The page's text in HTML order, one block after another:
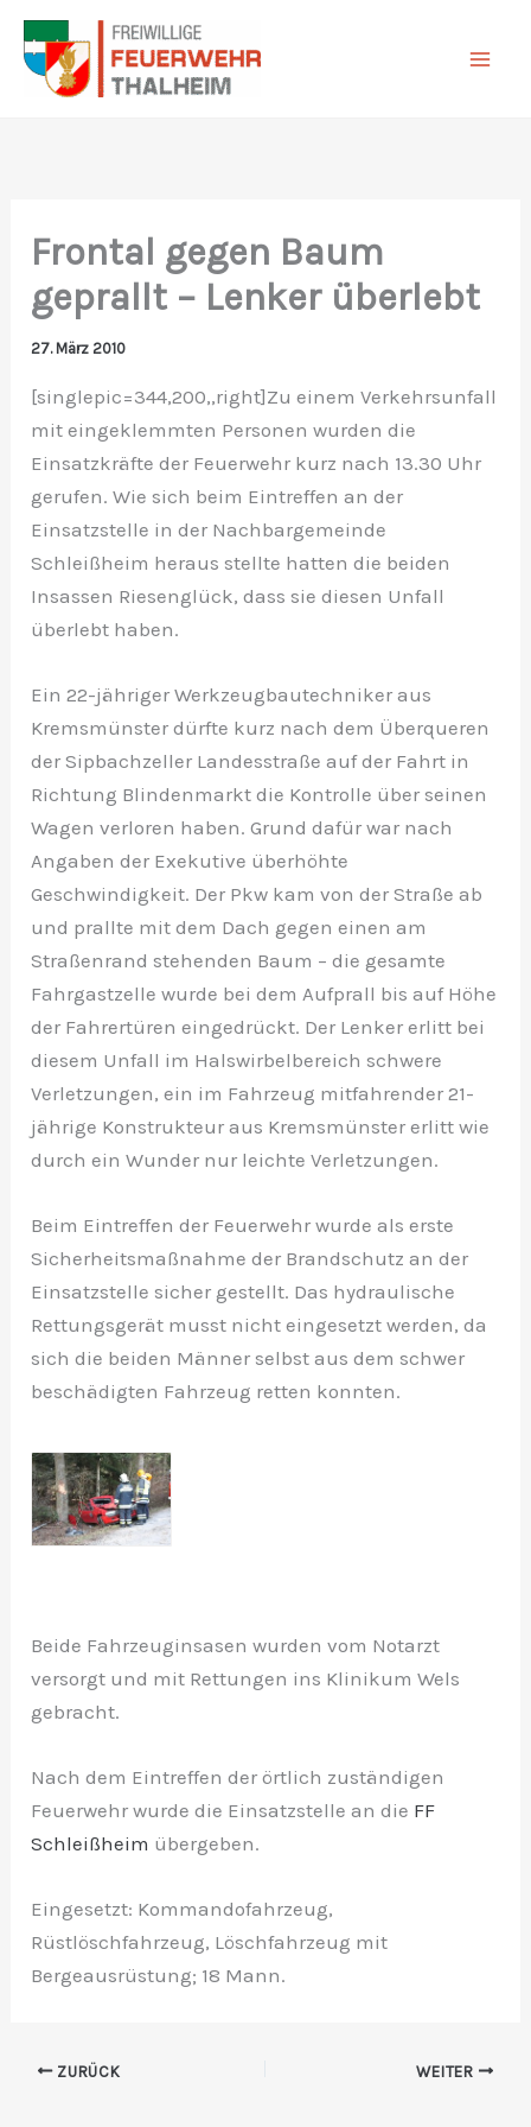
Zum
Inhalt
springen
Frontal gegen Baum
geprallt – Lenker überlebt
27. März 2010
[singlepic=344,200,,right]Zu einem Verkehrsunfall
mit eingeklemmten Personen wurden die
Einsatzkräfte der Feuerwehr kurz nach 13.30 Uhr
gerufen. Wie sich beim Eintreffen an der
Einsatzstelle in der Nachbargemeinde
Schleißheim heraus stellte hatten die beiden
Insassen Riesenglück, dass sie diesen Unfall
überlebt haben.
Ein 22-jähriger Werkzeugbautechniker aus
Kremsmünster dürfte kurz nach dem Überqueren
der Sipbachzeller Landesstraße auf der Fahrt in
Richtung Blindenmarkt die Kontrolle über seinen
Wagen verloren haben. Grund dafür war nach
Angaben der Exekutive überhöhte
Geschwindigkeit. Der Pkw kam von der Straße ab
und prallte mit dem Dach gegen einen am
Straßenrand stehenden Baum – die gesamte
Fahrgastzelle wurde bei dem Aufprall bis auf Höhe
der Fahrertüren eingedrückt. Der Lenker erlitt bei
diesem Unfall im Halswirbelbereich schwere
Verletzungen, ein im Fahrzeug mitfahrender 21-
jährige Konstrukteur aus Kremsmünster erlitt wie
durch ein Wunder nur leichte Verletzungen.
Beim Eintreffen der Feuerwehr wurde als erste
Sicherheitsmaßnahme der Brandschutz an der
Einsatzstelle sicher gestellt. Das hydraulische
Rettungsgerät musst nicht eingesetzt werden, da
sich die beiden Männer selbst aus dem schwer
beschädigten Fahrzeug retten konnten.
Beide Fahrzeuginsasen wurden vom Notarzt
versorgt und mit Rettungen ins Klinikum Wels
gebracht.
Nach dem Eintreffen der örtlich zuständigen
Feuerwehr wurde die Einsatzstelle an die FF
Schleißheim übergeben.
Eingesetzt: Kommandofahrzeug,
Rüstlöschfahrzeug, Löschfahrzeug mit
Bergeausrüstung; 18 Mann.
ZURÜCK WEITER